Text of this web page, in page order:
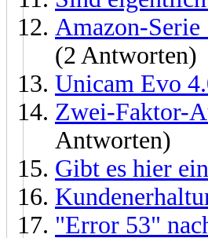
Amazon-
(2 Antworten)
Unicam Evo
Zwei-Faktor-
Antworten)
Gibt es hier
"Error 53"